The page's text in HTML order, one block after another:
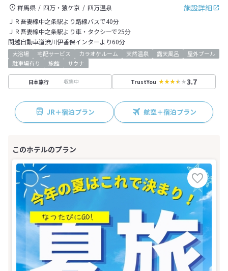
施設詳細
群馬県 四万・猿ケ京
四万温泉
ＪＲ吾妻線中之条駅より路線バスで40分
ＪＲ吾妻線中之条駅より車・タクシーで25分
関越自動車道渋川伊香保インターより60分
大浴場 宅配サービス カラオケルーム 天然温泉 露天風呂
屋外プール
駐車場有り
旅館 サウナ
日本旅行 収集中 TrustYou 3.7
JR＋宿泊プラン 航空＋宿泊プラン